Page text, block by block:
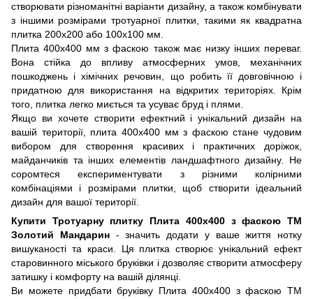
створювати різноманітні варіанти дизайну, а також комбінувати
з іншими розмірами тротуарної плитки, такими як квадратна
плитка 200х200 або 100х100 мм.
Плита 400х400 мм з фаскою також має низку інших переваг.
Вона стійка до впливу атмосферних умов, механічних
пошкоджень і хімічних речовин, що робить її довговічною і
придатною для використання на відкритих територіях. Крім
того, плитка легко миється та усуває бруд і плями.
Якщо ви хочете створити ефектний і унікальний дизайн на
вашій території, плита 400х400 мм з фаскою стане чудовим
вибором для створення красивих і практичних доріжок,
майданчиків та інших елементів ландшафтного дизайну. Не
соромтеся експериментувати з різними колірними
комбінаціями і розмірами плитки, щоб створити ідеальний
дизайн для вашої території.
Купити Тротуарну плитку Плита 400х400 з фаскою ТМ
Золотий Мандарин- значить додати у ваше життя нотку
вишуканості та краси. Ця плитка створює унікальний ефект
старовинного міського бруківки і дозволяє створити атмосферу
затишку і комфорту на вашій ділянці.
Ви можете придбати бруківку Плита 400х400 з фаскою ТМ